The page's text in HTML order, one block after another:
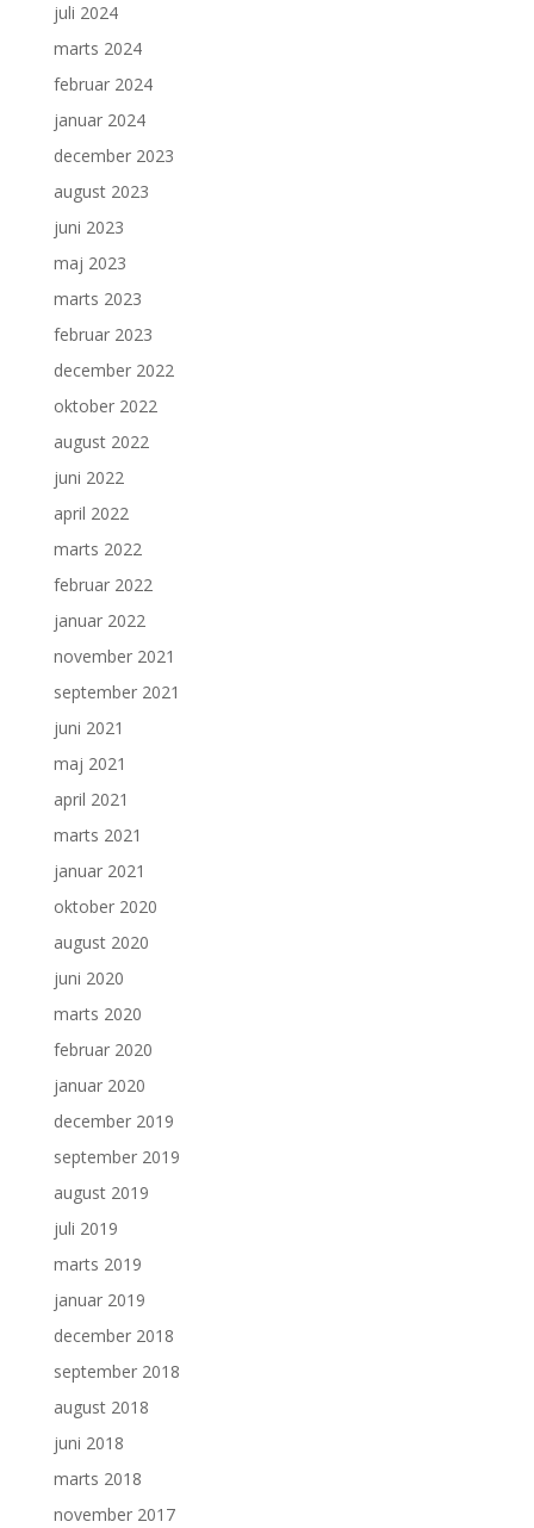
juli 2024
marts 2024
februar 2024
januar 2024
december 2023
august 2023
juni 2023
maj 2023
marts 2023
februar 2023
december 2022
oktober 2022
august 2022
juni 2022
april 2022
marts 2022
februar 2022
januar 2022
november 2021
september 2021
juni 2021
maj 2021
april 2021
marts 2021
januar 2021
oktober 2020
august 2020
juni 2020
marts 2020
februar 2020
januar 2020
december 2019
september 2019
august 2019
juli 2019
marts 2019
januar 2019
december 2018
september 2018
august 2018
juni 2018
marts 2018
november 2017